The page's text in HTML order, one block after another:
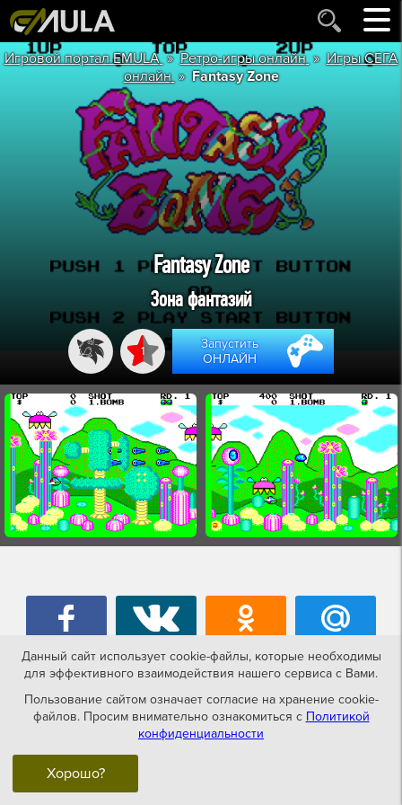
Игровой портал EMULA »Ретро-игры онлайн »Игры СЕГА
онлайн »Fantasy Zone
Fantasy Zone
Зона фантазий
1
Запустить
ОНЛАЙН
Игры похожие на Fantasy Zone
Данный сайт использует cookie-файлы, которые необходимы
для эффективного взаимодействия нашего сервиса с Вами.
Пользование сайтом означает согласие на хранение cookie-
файлов. Просим внимательно ознакомиться с Политикой
конфиденциальности
Хорошо?